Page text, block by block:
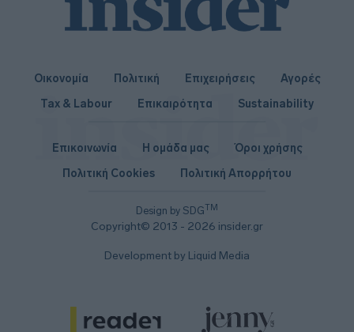
Οικονομία Πολιτική Επιχειρήσεις
Αγορές
Tax & Labour
Επικαιρότητα Sustainability
Design by SDGTM
Copyright© 2013 - 2026 insider.gr
Επικοινωνία Η ομάδα μας
Όροι χρήσης
Πολιτική Cookies
Πολιτική Απορρήτου
Development by Liquid Media